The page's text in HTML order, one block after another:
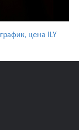
цена ILY